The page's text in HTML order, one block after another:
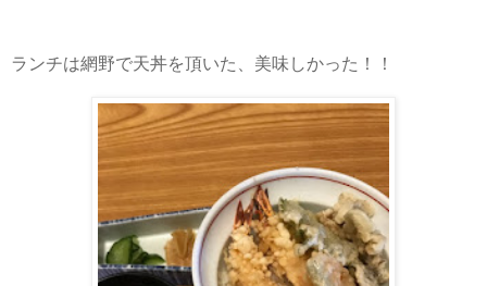
ランチは網野で天丼を頂いた、美味しかった！！